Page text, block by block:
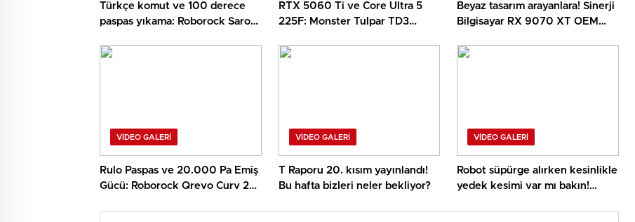
Türkçe komut ve 100 derece
paspas yıkama: Roborock Saros
RTX 5060 Ti ve Core Ultra 5
225F: Monster Tulpar TD3
Beyaz tasarım arayanlara! Sinerji
Bilgisayar RX 9070 XT OEM
VIDEO GALERI
Rulo Paspas ve 20.000 Pa Emiş
Gücü: Roborock Qrevo Curv 2
VIDEO GALERI
T Raporu 20. kısım yayınlandı!
Bu hafta bizleri neler bekliyor?
VIDEO GALERI
Robot süpürge alırken kesinlikle
yedek kesimi var mı bakın!